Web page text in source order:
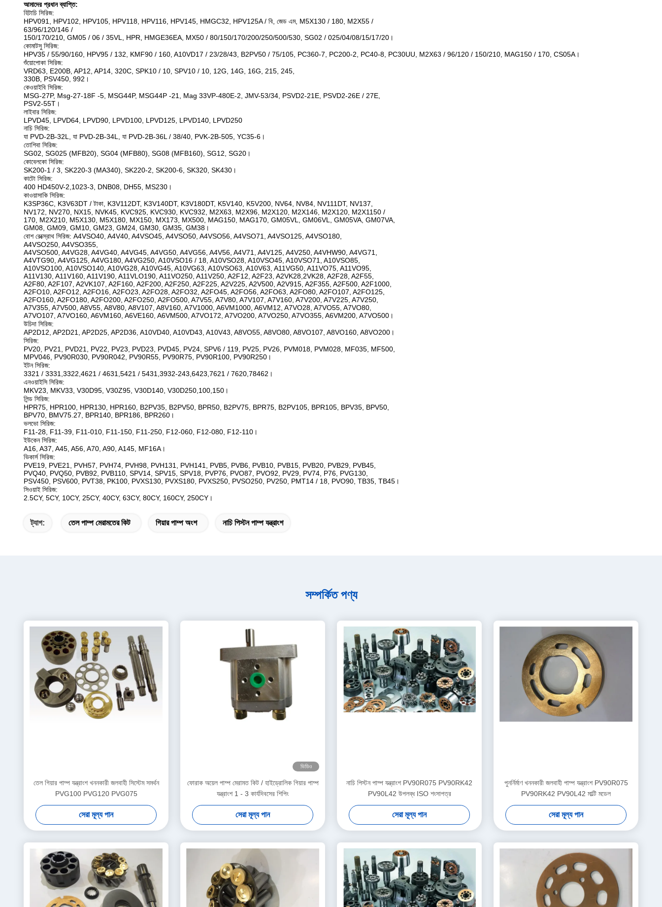
আমাদের প্রধান ব্যাপ্তি:
হিটাচি সিরিজ:
HPV091, HPV102, HPV105, HPV118, HPV116, HPV145, HMGC32, HPV125A / বি, জেড এম, M5X130 / 180, M2X55 /
63/96/120/146 /
150/170/210, GM05 / 06 / 35VL, HPR, HMGE36EA, MX50 / 80/150/170/200/250/500/530, SG02 / 025/04/08/15/17/20।
কোমাটসু সিরিজ:
HPV35 / 55/90/160, HPV95 / 132, KMF90 / 160, A10VD17 / 23/28/43, B2PV50 / 75/105, PC360-7, PC200-2, PC40-8, PC30UU, M2X63 / 96/120 / 150/210, MAG150 / 170, CS05A।
শুঁয়োপোকা সিরিজ:
VRD63, E200B, AP12, AP14, 320C, SPK10 / 10, SPV10 / 10, 12G, 14G, 16G, 215, 245,
330B, PSV450, 992।
কেওয়াইবি সিরিজ:
MSG-27P, Msg-27-18F -5, MSG44P, MSG44P -21, Mag 33VP-480E-2, JMV-53/34, PSVD2-21E, PSVD2-26E / 27E,
PSV2-55T।
লাইবার সিরিজ:
LPVD45, LPVD64, LPVD90, LPVD100, LPVD125, LPVD140, LPVD250
নাচি সিরিজ:
যা PVD-2B-32L, যা PVD-2B-34L, যা PVD-2B-36L / 38/40, PVK-2B-505, YC35-6।
তোশিবা সিরিজ:
SG02, SG025 (MFB20), SG04 (MFB80), SG08 (MFB160), SG12, SG20।
কোবেলকো সিরিজ:
SK200-1 / 3, SK220-3 (MA340), SK220-2, SK200-6, SK320, SK430।
কাটো সিরিজ:
400 HD450V-2,1023-3, DNB08, DH55, MS230।
কাওয়াসাকি সিরিজ:
K3SP36C, K3V63DT / টাকা, K3V112DT, K3V140DT, K3V180DT, K5V140, K5V200, NV64, NV84, NV111DT, NV137,
NV172, NV270, NX15, NVK45, KVC925, KVC930, KVC932, M2X63, M2X96, M2X120, M2X146, M2X120, M2X1150 /
170, M2X210, M5X130, M5X180, MX150, MX173, MX500, MAG150, MAG170, GM05VL, GM06VL, GM05VA, GM07VA,
GM08, GM09, GM10, GM23, GM24, GM30, GM35, GM38।
বোশ রেক্স্রোথ সিরিজ: A4VSO40, A4V40, A4VSO45, A4VSO50, A4VSO56, A4VSO71, A4VSO125, A4VSO180,
A4VSO250, A4VSO355,
A4VSO500, A4VG28, A4VG40, A4VG45, A4VG50, A4VG56, A4V56, A4V71, A4V125, A4V250, A4VHW90, A4VG71,
A4VTG90, A4VG125, A4VG180, A4VG250, A10VSO16 / 18, A10VSO28, A10VSO45, A10VSO71, A10VSO85,
A10VSO100, A10VSO140, A10VG28, A10VG45, A10VG63, A10VSO63, A10V63, A11VG50, A11VO75, A11VO95,
A11V130, A11V160, A11V190, A11VLO190, A11VO250, A11V250, A2F12, A2F23, A2VK28,2VK28, A2F28, A2F55,
A2F80, A2F107, A2VK107, A2F160, A2F200, A2F250, A2F225, A2V225, A2V500, A2V915, A2F355, A2F500, A2F1000,
A2FO10, A2FO12, A2FO16, A2FO23, A2FO28, A2FO32, A2FO45, A2FO56, A2FO63, ​​A2FO80, A2FO107, A2FO125,
A2FO160, A2FO180, A2FO200, A2FO250, A2FO500, A7V55, A7V80, A7V107, A7V160, A7V200, A7V225, A7V250,
A7V355, A7V500, A8V55, A8V80, A8V107, A8V160, A7V1000, A6VM1000, A6VM12, A7VO28, A7VO55, A7VO80,
A7VO107, A7VO160, A6VM160, A6VE160, A6VM500, A7VO172, A7VO200, A7VO250, A7VO355, A6VM200, A7VO500।
উচিদা সিরিজ:
AP2D12, AP2D21, AP2D25, AP2D36, A10VD40, A10VD43, A10V43, A8VO55, A8VO80, A8VO107, A8VO160, A8VO200।
সিরিজ:
PV20, PV21, PVD21, PV22, PV23, PVD23, PVD45, PV24, SPV6 / 119, PV25, PV26, PVM018, PVM028, MF035, MF500,
MPV046, PV90R030, PV90R042, PV90R55, PV90R75, PV90R100, PV90R250।
ইটন সিরিজ:
3321 / 3331,3322,4621 / 4631,5421 / 5431,3932-243,6423,7621 / 7620,78462।
এনওয়াইসি সিরিজ:
MKV23, MKV33, V30D95, V30Z95, V30D140, V30D250,100,150।
লিন্ড সিরিজ:
HPR75, HPR100, HPR130, HPR160, B2PV35, B2PV50, BPR50, B2PV75, BPR75, B2PV105, BPR105, BPV35, BPV50,
BPV70, BMV75.27, BPR140, BPR186, BPR260।
ভলভো সিরিজ:
F11-28, F11-39, F11-010, F11-150, F11-250, F12-060, F12-080, F12-110।
ইউকেন সিরিজ:
A16, A37, A45, A56, A70, A90, A145, MF16A।
ভিকার্স সিরিজ:
PVE19, PVE21, PVH57, PVH74, PVH98, PVH131, PVH141, PVB5, PVB6, PVB10, PVB15, PVB20, PVB29, PVB45,
PVQ40, PVQ50, PVB92, PVB110, SPV14, SPV15, SPV18, PVP76, PVO87, PVO92, PV29, PV74, P76, PVG130,
PSV450, PSV600, PVT38, PK100, PVXS130, PVXS180, PVXS250, PVSO250, PV250, PMT14 / 18, PVO90, TB35, TB45।
সিওয়াই সিরিজ:
2.5CY, 5CY, 10CY, 25CY, 40CY, 63CY, 80CY, 160CY, 250CY।
ট্যাগ: তেল পাম্প মেরামতের কিট গিয়ার পাম্প অংশ নাচি পিস্টন পাম্প যন্ত্রাংশ
সম্পর্কিত পণ্য
তেল গিয়ার পাম্প যন্ত্রাংশ খননকারী জলবাহী সিস্টেম সমর্থন
PVG100 PVG120 PVG075
সেরা মূল্য পান
ভিডিও
ফোরাক অয়েল পাম্প মেরামত কিট / হাইড্রোলিক গিয়ার পাম্প
যন্ত্রাংশ 1 - 3 কার্যদিবসের শিপিং
সেরা মূল্য পান
নাচি পিস্টন পাম্প যন্ত্রাংশ PV90R075 PV90RK42
PV90L42 উপলব্ধ ISO শংসাপত্র
সেরা মূল্য পান
পুনর্নির্মাণ খননকারী জলবাহী পাম্প যন্ত্রাংশ PV90R075
PV90RK42 PV90L42 মাল্টি মডেল
সেরা মূল্য পান